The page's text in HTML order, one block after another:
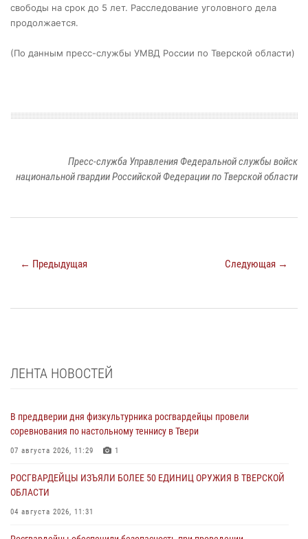
свободы на срок до 5 лет. Расследование уголовного дела
продолжается.
(По данным пресс-службы УМВД России по Тверской области)
Пресс-служба Управления Федеральной службы войск
национальной гвардии Российской Федерации по Тверской области
← Предыдущая Следующая →
ЛЕНТА НОВОСТЕЙ
В преддверии дня физкультурника росгвардейцы провели
соревнования по настольному теннису в Твери
07 августа 2026, 11:29 1
РОСГВАРДЕЙЦЫ ИЗЪЯЛИ БОЛЕЕ 50 ЕДИНИЦ ОРУЖИЯ В ТВЕРСКОЙ
ОБЛАСТИ
04 августа 2026, 11:31